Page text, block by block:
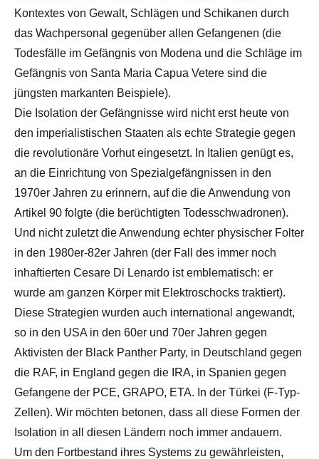
Kontextes von Gewalt, Schlägen und Schikanen durch
das Wachpersonal gegenüber allen Gefangenen (die
Todesfälle im Gefängnis von Modena und die Schläge im
Gefängnis von Santa Maria Capua Vetere sind die
jüngsten markanten Beispiele).
Die Isolation der Gefängnisse wird nicht erst heute von
den imperialistischen Staaten als echte Strategie gegen
die revolutionäre Vorhut eingesetzt. In Italien genügt es,
an die Einrichtung von Spezialgefängnissen in den
1970er Jahren zu erinnern, auf die die Anwendung von
Artikel 90 folgte (die berüchtigten Todesschwadronen).
Und nicht zuletzt die Anwendung echter physischer Folter
in den 1980er-82er Jahren (der Fall des immer noch
inhaftierten Cesare Di Lenardo ist emblematisch: er
wurde am ganzen Körper mit Elektroschocks traktiert).
Diese Strategien wurden auch international angewandt,
so in den USA in den 60er und 70er Jahren gegen
Aktivisten der Black Panther Party, in Deutschland gegen
die RAF, in England gegen die IRA, in Spanien gegen
Gefangene der PCE, GRAPO, ETA. In der Türkei (F-Typ-
Zellen). Wir möchten betonen, dass all diese Formen der
Isolation in all diesen Ländern noch immer andauern.
Um den Fortbestand ihres Systems zu gewährleisten,